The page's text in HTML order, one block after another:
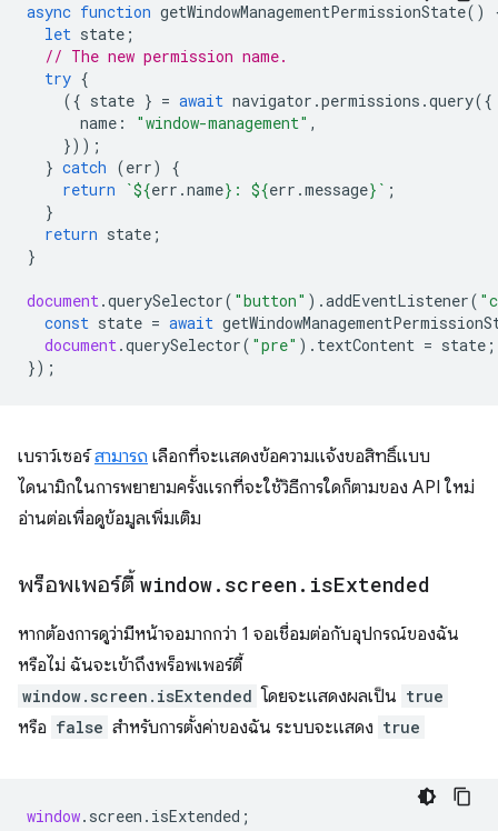
async function getWindowManagementPermissionState()
let state ;
// The new permission name.
try {
({ state } = await navigator .permissions .query({
name : "window-management" ,
}));
} catch (err)
{
return
`${err .name} : ${err .message} ` ;
}
return state ;
}
document.querySelector( "button" ).addEventListener(
const state = await
document.querySelector( "pre" ). textContent = state ;
});
เบราว์เซอร์สามารถ เลือกที่จะแสดงข้อความแจ้งขอสิทธิ์แบบ
ไดนามิกในการพยายามครั้งแรกที่จะใช้วิธีการใดก็ตามของ API ใหม่
อ่านต่อเพื่อดูข้อมูลเพิ่มเติม
พร็อพเพอร์ตี้ window. screen . isExtended
หากต้องการดูว่ามีหน้าจอมากกว่า 1 จอเชื่อมต่อกับอุปกรณ์ของฉัน
หรือไม่ ฉันจะเข้าถึงพร็อพเพอร์ตี้
window.screen.isExtended โดยจะแสดงผลเป็น true
หรือ false สำหรับการตั้งค่าของฉัน ระบบจะแสดง true
window. screen . isExtended ;